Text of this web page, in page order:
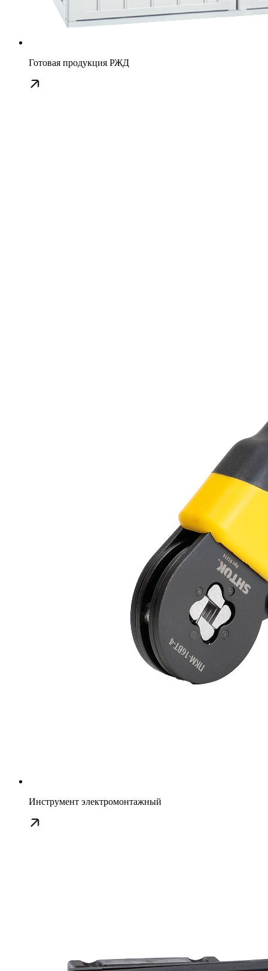
Готовая продукция РЖД
Инструмент электромонтажный